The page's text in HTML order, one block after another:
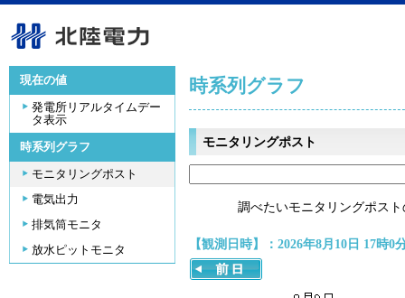
現在の値
発電所リアルタイムデー
タ表示
時系列グラフ
モニタリングポスト
電気出力
排気筒モニタ
放水ピットモニタ
時系列グラフ
モニタリングポスト
調べたいモニタリングポス
【観測日時】：2026年8月10日 17時0